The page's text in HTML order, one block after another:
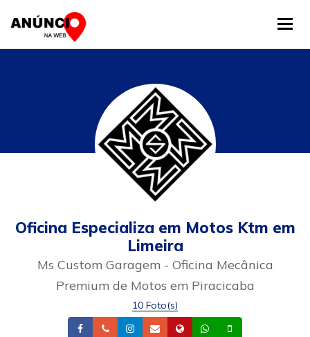
Oficina Especializa em Motos Ktm em
Limeira
Ms Custom Garagem - Oficina Mecânica
Premium de Motos em Piracicaba
10 Foto(s)
FacebookTelefoneInstagram
Email Site Whatsapp